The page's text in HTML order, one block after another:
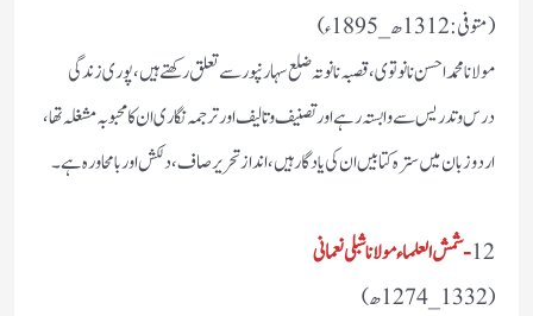
(متوفی :1312ھ_1895ء)
مولانا محمد احسن نانوتوی، قصبہ نانوتہ ضلع سہارنپور سے تعلق رکھتے ہیں، پوری زندگی
درس و تدریس سے وابستہ رہے اور تصنیف و تالیف اور ترجمہ نگاری ان کا محبوبہ مشغلہ تھا،
اردو زبان میں سترہ کتابیں ان کی یادگار ہیں، انداز تحریر صاف، دلکش اور بامحاورہ ہے ۔
12-شمش العلماء مولانا شبلی نعمانی
(1332_1274ھ)